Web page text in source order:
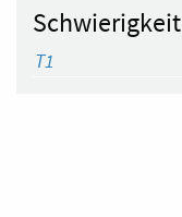
Schwierigkeit
T1